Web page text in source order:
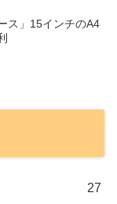
ス」15インチのA4
27